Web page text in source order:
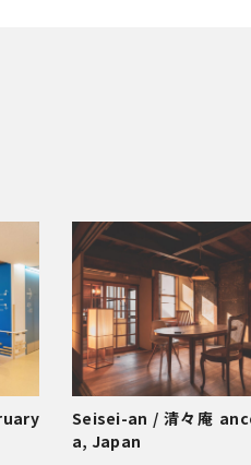
Seisei-an / 清々庵
a, Japan